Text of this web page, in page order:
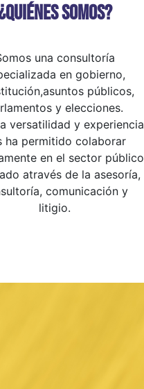
SOMOS?
una consultoría
en gobierno,
públicos,
y elecciones.
versatilidad y experiencia
ha permitido colaborar
en el sector público
através de la asesoría,
comunicación y
litigio.